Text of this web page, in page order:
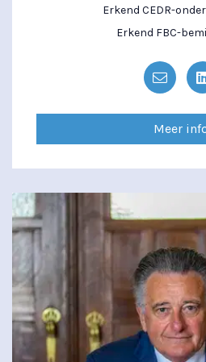
Erkend CEDR-
Erkend FBC-
Meer